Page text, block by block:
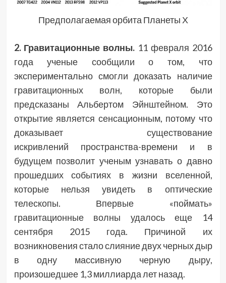
Предполагаемая орбита Планеты Х
2. Гравитационные волны. 11 февраля 2016
года ученые сообщили о том, что
экспериментально смогли доказать наличие
гравитационных волн, которые были
предсказаны Альбертом Эйнштейном. Это
открытие является сенсационным, потому что
доказывает существование
искривлений пространства-времени и в
будущем позволит ученым узнавать о давно
прошедших событиях в жизни вселенной,
которые нельзя увидеть в оптические
телескопы. Впервые «поймать»
гравитационные волны удалось еще 14
сентября 2015 года. Причиной их
возникновения стало слияние двух черных дыр
в одну массивную черную дыру,
произошедшее 1,3 миллиарда лет назад.